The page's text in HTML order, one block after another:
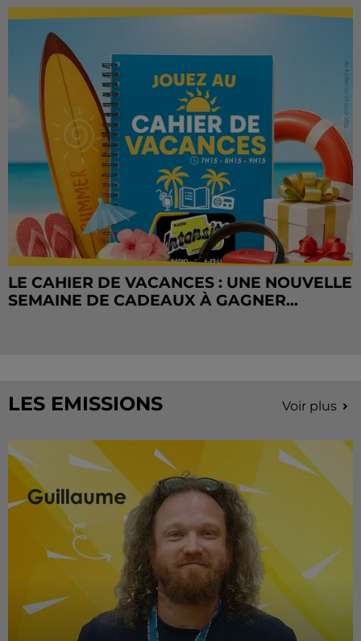
LE CAHIER DE VACANCES : UNE NOUVELLE
SEMAINE DE CADEAUX À GAGNER...
LES EMISSIONS Voir plus